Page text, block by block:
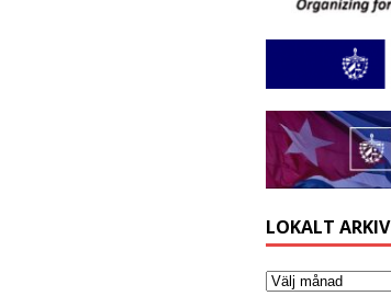
LOKALT ARKIV